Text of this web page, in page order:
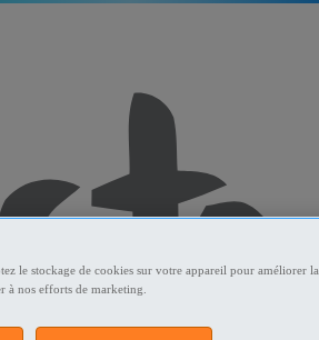
le stockage de cookies sur votre appareil pour améliorer la
à nos efforts de marketing.